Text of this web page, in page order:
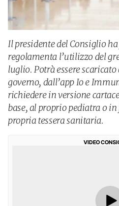
Il presidente del Consiglio
regolamenta l’utilizzo del
luglio. Potrà essere
governo, dall’app Io e
richiedere in versione
base, al proprio pediatra o
propria tessera sanitaria.
VIDEO